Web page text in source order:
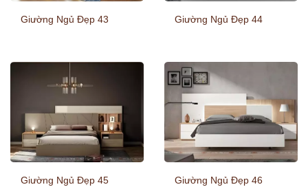
Giường Ngủ Đẹp 43 Giường Ngủ Đẹp 44
Giường Ngủ Đẹp 45 Giường Ngủ Đẹp 46